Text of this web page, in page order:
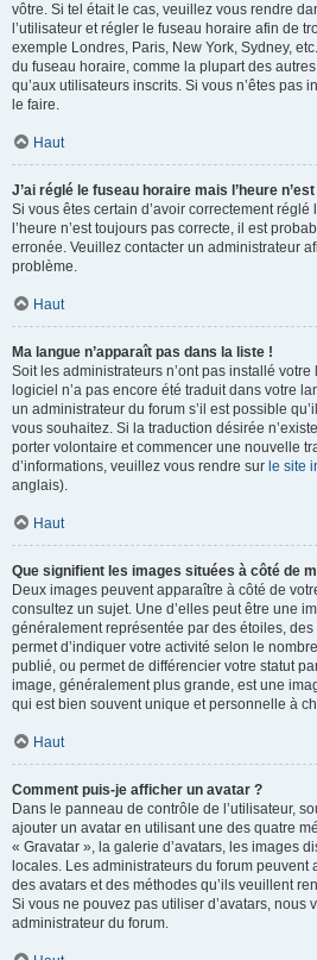
vôtre. Si tel était le cas, veuillez vous rendre
l’utilisateur et régler le fuseau horaire afin de
exemple Londres, Paris, New York, Sydney,
du fuseau horaire, comme la plupart des
qu’aux utilisateurs inscrits. Si vous n’êtes pas
le faire.
Haut
J’ai réglé le fuseau horaire mais l’heure
Si vous êtes certain d’avoir correctement
l’heure n’est toujours pas correcte, il est
erronée. Veuillez contacter un administrateur
problème.
Haut
Ma langue n’apparaît pas dans la liste !
Soit les administrateurs n’ont pas installé
logiciel n’a pas encore été traduit dans votre
un administrateur du forum s’il est possible
vous souhaitez. Si la traduction désirée
porter volontaire et commencer une nouvelle
d’informations, veuillez vous rendre sur le site
anglais).
Haut
Que signifient les images situées à côté de
Deux images peuvent apparaître à côté de
consultez un sujet. Une d’elles peut être une
généralement représentée par des étoiles,
permet d’indiquer votre activité selon le
publié, ou permet de différencier votre statut
image, généralement plus grande, est une
qui est bien souvent unique et personnelle à
Haut
Comment puis-je afficher un avatar ?
Dans le panneau de contrôle de l’utilisateur,
ajouter un avatar en utilisant une des quatre
« Gravatar », la galerie d’avatars, les images
locales. Les administrateurs du forum peuvent
des avatars et des méthodes qu’ils veuillent
Si vous ne pouvez pas utiliser d’avatars, nous
administrateur du forum.